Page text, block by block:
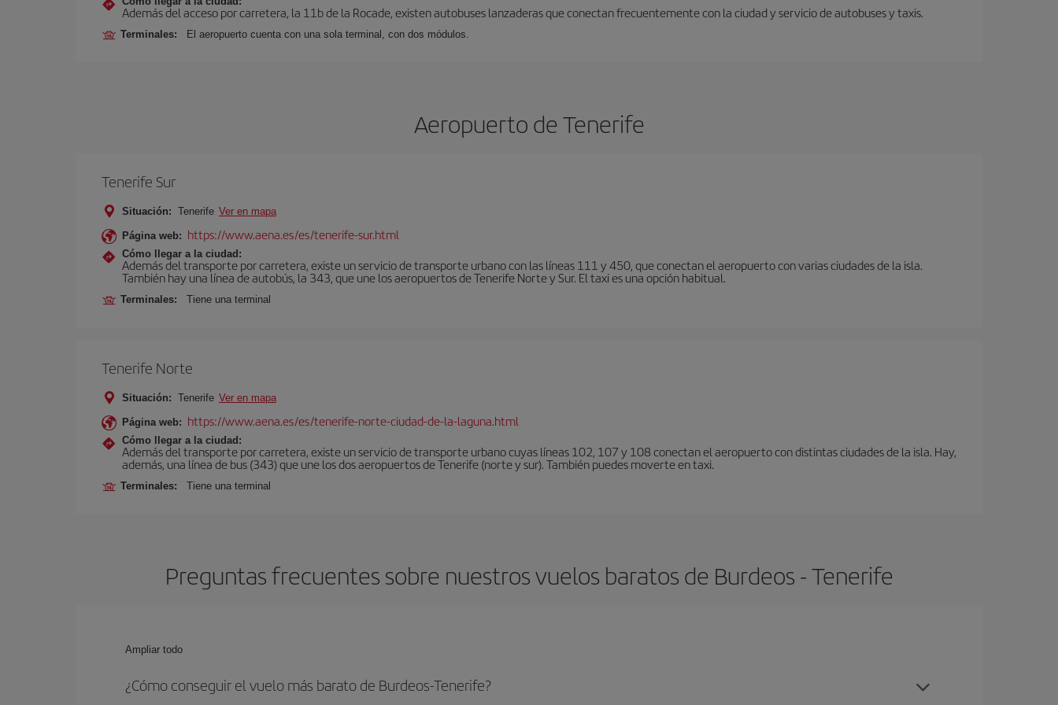
Además del acceso por carretera, la 11b de la Rocade, existen autobuses lanzaderas que conectan frecuentemente con la ciudad y servicio de autobuses y taxis.
Terminales: El aeropuerto cuenta con una sola terminal, con dos módulos.
Aeropuerto de Tenerife
Tenerife Sur
Situación: Tenerife Ver en mapa
Página web: https://www.aena.es/es/tenerife-sur.html
Cómo llegar a la ciudad:
Además del transporte por carretera, existe un servicio de transporte urbano con las líneas 111 y 450, que conectan el aeropuerto con varias ciudades de la isla.
También hay una línea de autobús, la 343, que une los aeropuertos de Tenerife Norte y Sur. El taxi es una opción habitual.
Terminales: Tiene una terminal
Tenerife Norte
Situación: Tenerife Ver en mapa
Página web: https://www.aena.es/es/tenerife-norte-ciudad-de-la-laguna.html
Cómo llegar a la ciudad:
Además del transporte por carretera, existe un servicio de transporte urbano cuyas líneas 102, 107 y 108 conectan el aeropuerto con distintas ciudades de la isla. Hay,
además, una línea de bus (343) que une los dos aeropuertos de Tenerife (norte y sur). También puedes moverte en taxi.
Terminales: Tiene una terminal
Preguntas frecuentes sobre nuestros vuelos baratos de Burdeos - Tenerife
Ampliar todo
¿Cómo conseguir el vuelo más barato de Burdeos-Tenerife?